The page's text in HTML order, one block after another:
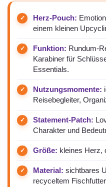
Herz-Pouch:
einem kleinen
Funktion: Rundum-
Karabiner für
Essentials.
Nutzungsmomente:
Reisebegleiter,
Statement-Patch:
Charakter und
Größe: kleines Herz,
Material: sichtbares
recyceltem